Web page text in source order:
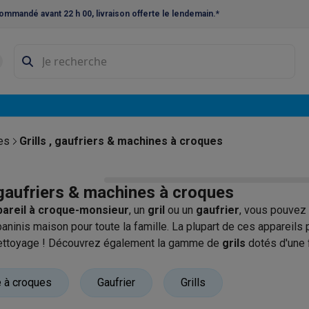
avant 22 h 00, livraison offerte le lendemain.*
Réfrigérateurs pose-libreFrigos américainsCaves à vin
Réfrigérateurs encastrablesCongélateurs
Cuisinières au gaz
café et expresso
à expresso
Machines à jus Cuits oeufs Yaourtières
Grills , gaufriers & machines à croques
& machines à croques
à croque-monsieur, un gril ou un gaufrier, vous
maison pour toute la famille. La plupart de ces
! Découvrez également la gamme de grils dotés d'une
ou en gril de table. Que la fête commence !
à croques
Gaufrier Grills